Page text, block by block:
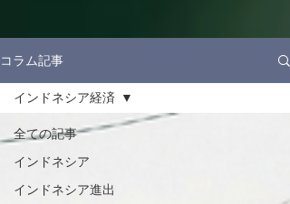
コラム記事
全ての記事
インドネシア
インドネシア進出
インドネシア経済